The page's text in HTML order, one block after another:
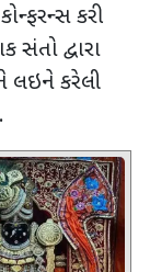
કરી
સંતો દ્વારા
લઇને કરેલી